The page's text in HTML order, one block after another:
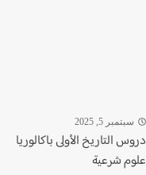
سبتمبر 5, 2025
دروس التاريخ الأولى باكالوريا
علوم شرعية